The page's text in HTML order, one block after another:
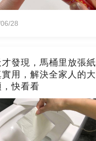
28
發現，馬桶里放張紙
實用，解決全家人的大
，快看看